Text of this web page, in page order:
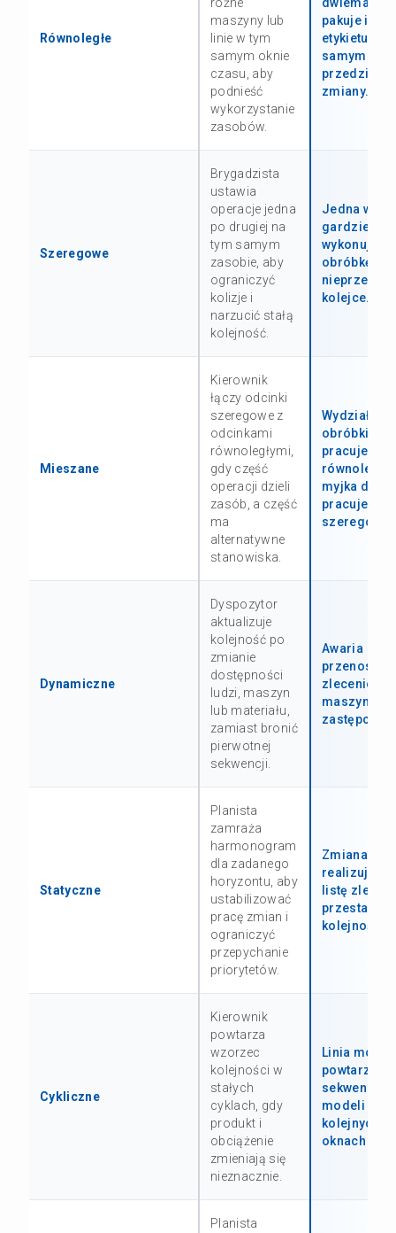
Równoległe
maszyny lub
linie w tym
samym oknie
czasu, aby
podnieść
wykorzystanie
zasobów.
pakuje i
etykietuje w
samym
przedziale
zmiany.
Szeregowe
Brygadzista
ustawia
operacje jedna
po drugiej na
tym samym
zasobie, aby
ograniczyć
kolizje i
narzucić stałą
kolejność.
Jedna
gardziel
wykonuje
obróbkę w
kolejce.
Mieszane
Kierownik
łączy odcinki
szeregowe z
odcinkami
równoległymi,
gdy część
operacji dzieli
zasób, a część
ma
alternatywne
stanowiska.
Wydział
obróbki
pracuje
równolegle,
myjka detali
pracuje
szeregowo.
Dynamiczne
Dyspozytor
aktualizuje
kolejność po
zmianie
dostępności
ludzi, maszyn
lub materiału,
zamiast bronić
pierwotnej
sekwencji.
Awaria
przenosi
zlecenie na
maszynę
zastępczą.
Statyczne
Planista
zamraża
harmonogram
dla zadanego
horyzontu, aby
ustabilizować
pracę zmian i
ograniczyć
przepychanie
priorytetów.
Zmiana
realizuje
listę zleceń
kolejności.
Cykliczne
Kierownik
powtarza
wzorzec
kolejności w
stałych
cyklach, gdy
produkt i
obciążenie
zmieniają się
nieznacznie.
Linia
powtarza
sekwencję
modeli w
kolejnych
oknach
Planista